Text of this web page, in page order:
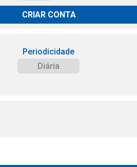
CRIAR CONTA
Periodicidade
Diária